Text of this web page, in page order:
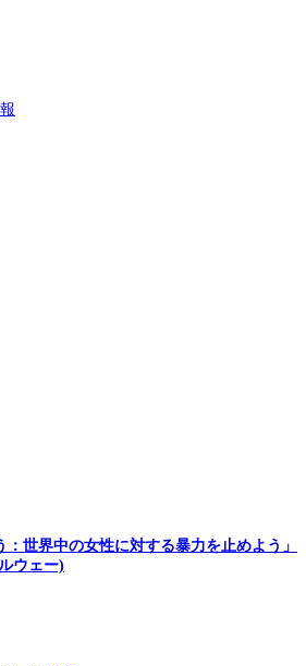
：世界中の女性に対する暴力を止めよう」
ウェー)